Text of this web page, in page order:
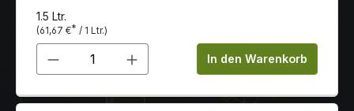
aber bereits geschliffen und weich im Abgang. Er
besitzt eine hervorragende Länge.
1.5 Ltr.
(61,67 €* / 1 Ltr.)
Produkt Anzahl: Gib denIn den Warenkorb